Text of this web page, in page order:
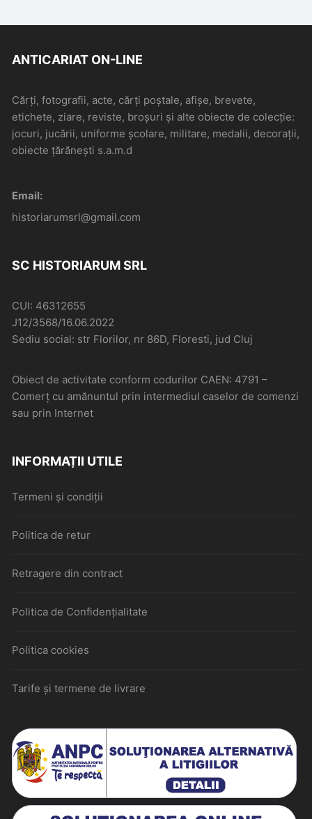
ANTICARIAT ON-LINE
Cărți, fotografii, acte, cărți poștale, afișe, brevete,
etichete, ziare, reviste, broșuri și alte obiecte de colecție:
jocuri, jucării, uniforme școlare, militare, medalii, decorații,
obiecte țărănești s.a.m.d
Email:
historiarumsrl@gmail.com
SC HISTORIARUM SRL
CUI: 46312655
J12/3568/16.06.2022
Sediu social: str Florilor, nr 86D, Floresti, jud Cluj
Obiect de activitate conform codurilor CAEN: 4791 –
Comerţ cu amănuntul prin intermediul caselor de comenzi
sau prin Internet
INFORMAȚII UTILE
Termeni și condiții
Politica de retur
Retragere din contract
Politica de Confidențialitate
Politica cookies
Tarife și termene de livrare